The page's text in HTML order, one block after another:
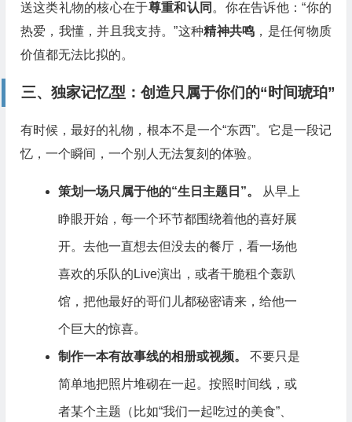
送这类礼物的核心在于尊重和认同 。你在告诉他：“你的
热爱，我懂，并且我支持。”这种精神共鸣 ，是任何物质
价值都无法比拟的。
三、独家记忆型：创造只属于你们的“时间琥珀”
有时候，最好的礼物，根本不是一个“东西”。它是一段记
忆，一个瞬间，一个别人无法复刻的体验。
策划一场只属于他的“生日主题日”。 从早上
睁眼开始，每一个环节都围绕着他的喜好展
开。去他一直想去但没去的餐厅，看一场他
喜欢的乐队的Live演出，或者干脆租个轰趴
馆，把他最好的哥们儿都秘密请来，给他一
个巨大的惊喜。
制作一本有故事线的相册或视频。 不要只是
简单地把照片堆砌在一起。按照时间线，或
者某个主题（比如“我们一起吃过的美食”、